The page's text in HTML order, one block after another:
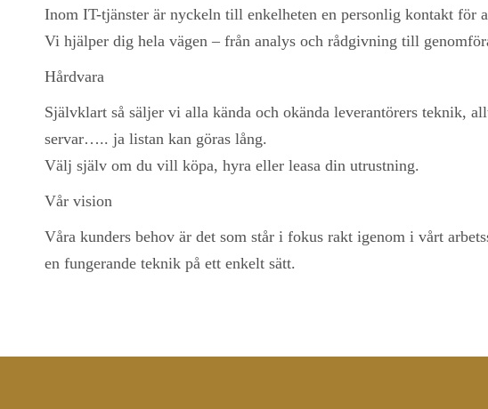
Inom IT-tjänster är nyckeln till enkelheten en personlig kontakt för
Vi hjälper dig hela vägen – från analys och rådgivning till
Hårdvara
Självklart så säljer vi alla kända och okända leverantörers teknik,
servar….. ja listan kan göras lång.
Välj själv om du vill köpa, hyra eller leasa din utrustning.
Vår vision
Våra kunders behov är det som står i fokus rakt igenom i vårt
en fungerande teknik på ett enkelt sätt.